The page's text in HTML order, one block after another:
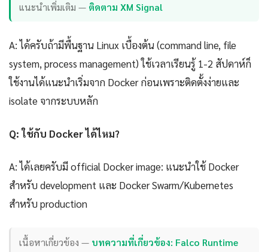
แนะนำเพิ่มเติม — ติดตาม XM Signal
A: ได้ครับถ้ามีพื้นฐาน Linux เบื้องต้น (command line, file
system, process management) ใช้เวลาเรียนรู้ 1-2 สัปดาห์ก็
ใช้งานได้แนะนำเริ่มจาก Docker ก่อนเพราะติดตั้งง่ายและ
isolate จากระบบหลัก
Q: ใช้กับ Docker ได้ไหม?
A: ได้เลยครับมี official Docker image: แนะนำใช้ Docker
สำหรับ development และ Docker Swarm/Kubernetes
สำหรับ production
เนื้อหาเกี่ยวข้อง — บทความที่เกี่ยวข้อง: Falco Runtime